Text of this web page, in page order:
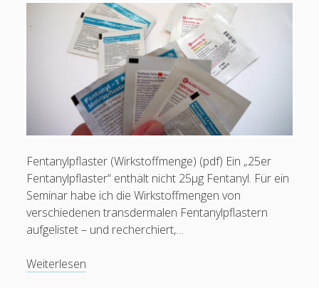
Schreib mir:
Ihr Name
Ihre E-Mail-Adresse
Fentanylpflaster (Wirkstoffmenge) (pdf) Ein „25er
Fentanylpflaster“ enthält nicht 25µg Fentanyl. Für ein
Seminar habe ich die Wirkstoffmengen von
verschiedenen transdermalen Fentanylpflastern
aufgelistet – und recherchiert,…
Weiterlesen